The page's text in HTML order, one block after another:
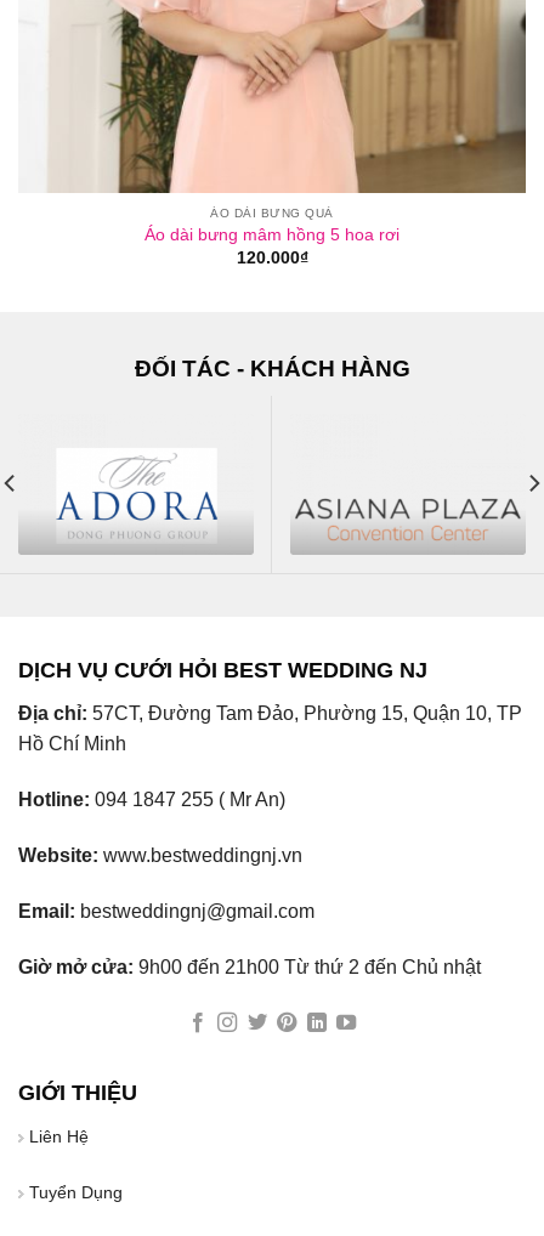
ÁO DÀI BƯNG QUẢ
Áo dài bưng mâm hồng 5 hoa rơi
120.000₫
ĐỐI TÁC - KHÁCH HÀNG
DỊCH VỤ CƯỚI HỎI BEST WEDDING NJ
Địa chỉ: 57CT, Đường Tam Đảo, Phường 15, Quận 10, TP
Hồ Chí Minh
Hotline: 094 1847 255 ( Mr An)
Website: www.bestweddingnj.vn
Email: bestweddingnj@gmail.com
Giờ mở cửa: 9h00 đến 21h00 Từ thứ 2 đến Chủ nhật
GIỚI THIỆU
Liên Hệ
Tuyển Dụng